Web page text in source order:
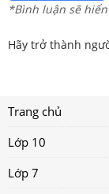
*Bình luận sẽ
Hãy trở thành
Trang chủ
Lớp 10
Lớp 7